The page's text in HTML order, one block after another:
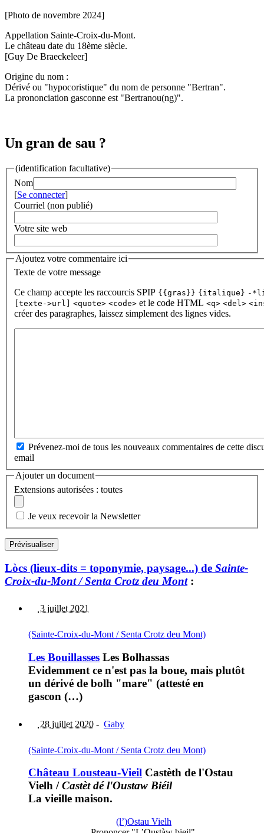
[Photo de novembre 2024]
Appellation Sainte-Croix-du-Mont.
Le château date du 18ème siècle.
[Guy De Braeckeleer]
Origine du nom :
Dérivé ou "hypocoristique" du nom de personne "Bertran".
La prononciation gasconne est "Bertranou(ng)".
Un gran de sau ?
(identification facultative)
Nom
[Se connecter]
Courriel (non publié)
Votre site web
Ajoutez votre commentaire ici
Texte de votre message
Ce champ accepte les raccourcis SPIP {{gras}} {italique} -
[texte->url]
<quote> <code> et le code HTML <q> <del>
créer des paragraphes, laissez simplement des lignes vides.
Prévenez-moi de tous les nouveaux commentaires de cette
email
Ajouter un document
Extensions autorisées : toutes
Je veux recevoir la Newsletter
Lòcs (lieux-dits = toponymie, paysage...) de Sainte-
Croix-du-Mont / Senta Crotz deu Mont:
3 juillet 2021
(Sainte-Croix-du-Mont / Senta Crotz deu Mont)
Les Bouillasses Les Bolhassas
Evidemment ce n'est pas la boue, mais plutôt
un dérivé de bolh "mare" (attesté en
gascon (…)
28 juillet 2020 - Gaby
(Sainte-Croix-du-Mont / Senta Crotz deu Mont)
Château Lousteau-Vieil Castèth de l'Ostau
Vielh /Castèt dé l'Oustaw Biéil
La vieille maison.
(l’)Ostau Vielh